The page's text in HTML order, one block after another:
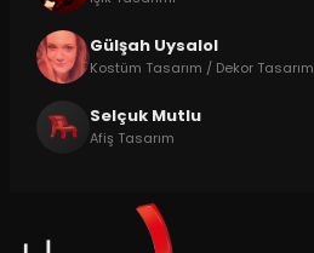
Gülşah Uysalol
Kostüm Tasarım / Dekor Tasarım
Selçuk Mutlu
Afiş Tasarım